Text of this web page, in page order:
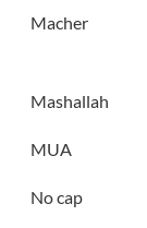
Macher
Mashallah
MUA
No cap